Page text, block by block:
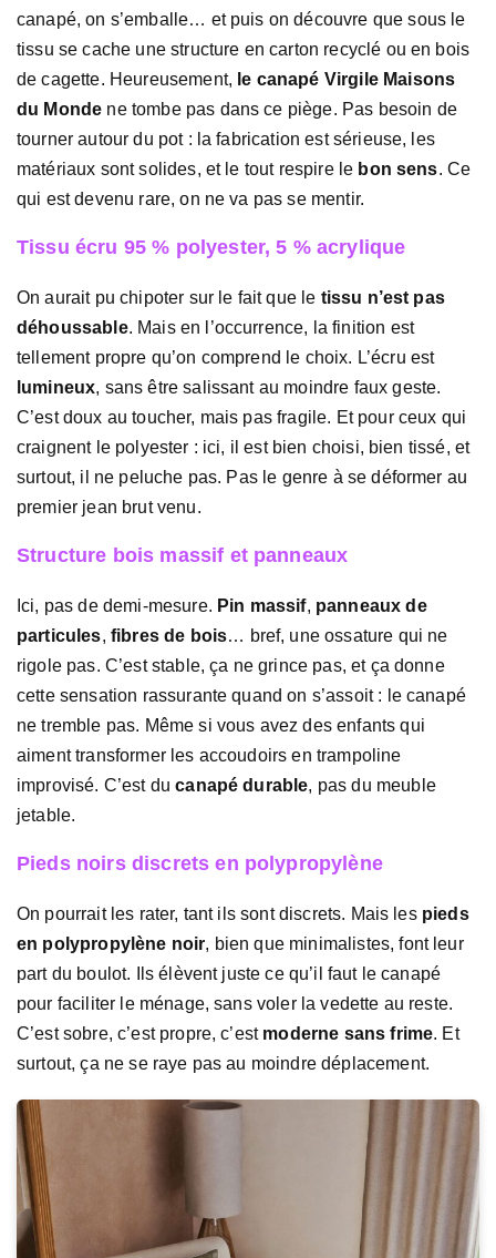
canapé, on s’emballe… et puis on découvre que sous le
tissu se cache une structure en carton recyclé ou en bois
de cagette. Heureusement, le canapé Virgile Maisons
du Monde ne tombe pas dans ce piège. Pas besoin de
tourner autour du pot : la fabrication est sérieuse, les
matériaux sont solides, et le tout respire le bon sens. Ce
qui est devenu rare, on ne va pas se mentir.
Tissu écru 95 % polyester, 5 % acrylique
On aurait pu chipoter sur le fait que le tissu n’est pas
déhoussable. Mais en l’occurrence, la finition est
tellement propre qu’on comprend le choix. L’écru est
lumineux, sans être salissant au moindre faux geste.
C’est doux au toucher, mais pas fragile. Et pour ceux qui
craignent le polyester : ici, il est bien choisi, bien tissé, et
surtout, il ne peluche pas. Pas le genre à se déformer au
premier jean brut venu.
Structure bois massif et panneaux
Ici, pas de demi-mesure. Pin massif, panneaux de
particules, fibres de bois… bref, une ossature qui ne
rigole pas. C’est stable, ça ne grince pas, et ça donne
cette sensation rassurante quand on s’assoit : le canapé
ne tremble pas. Même si vous avez des enfants qui
aiment transformer les accoudoirs en trampoline
improvisé. C’est ducanapé durable, pas du meuble
jetable.
Pieds noirs discrets en polypropylène
On pourrait les rater, tant ils sont discrets. Mais les pieds
en polypropylène noir, bien que minimalistes, font leur
part du boulot. Ils élèvent juste ce qu’il faut le canapé
pour faciliter le ménage, sans voler la vedette au reste.
C’est sobre, c’est propre, c’est moderne sans frime. Et
surtout, ça ne se raye pas au moindre déplacement.